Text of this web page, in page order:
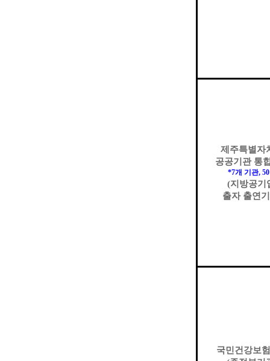
제주특별자
공공기관 통
*7개 기관, 50
(지방공기
출자 출연
국민건강보